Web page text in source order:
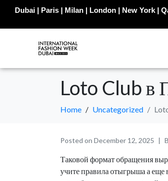
Dubai | Paris | Milan | London | New York |
Loto Club в
Home Uncategorized
Posted on December 12, 2025
Таковой формат обращения
учите правила отыгрыша а еще